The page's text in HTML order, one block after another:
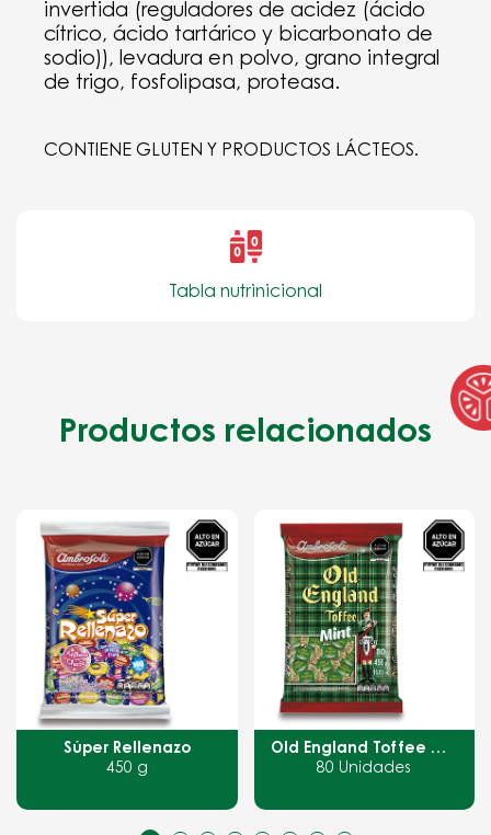
invertida (reguladores de acidez (ácido
cítrico, ácido tartárico y bicarbonato de
sodio)), levadura en polvo, grano integral
de trigo, fosfolipasa, proteasa.
CONTIENE GLUTEN Y PRODUCTOS LÁCTEOS.
Tabla nutrinicional
Productos relacionados
80 Unidades
Fortuna
168 g